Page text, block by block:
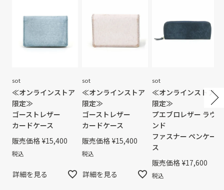
sot
≪オンラインストア
限定≫
ゴーストレザー
カードケース
販売価格 ¥15,400
税込
詳細を見る
sot
≪オンラインストア
限定≫
ゴーストレザー
カードケース
販売価格 ¥15,400
税込
詳細を見る
sot
≪オンラインストア
限定≫
プエブロレザー ラウ
ンド
ファスナー ペンケー
ス
販売価格 ¥17,600
税込